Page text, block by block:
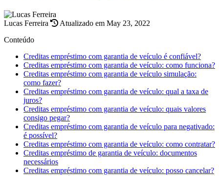
Lucas Ferreira
Atualizado em May 23, 2022
Conteúdo
Creditas empréstimo com garantia de veículo é confiável?
Creditas empréstimo com garantia de veículo: como funciona?
Creditas empréstimo com garantia de veículo simulação:
como fazer?
Creditas empréstimo com garantia de veículo: qual a taxa de
juros?
Creditas empréstimo com garantia de veículo: quais valores
consigo pegar?
Creditas empréstimo com garantia de veículo para negativado:
é possível?
Creditas empréstimo com garantia de veículo: como contratar?
Creditas empréstimo de garantia de veículo: documentos
necessários
Creditas empréstimo com garantia de veículo: posso cancelar?